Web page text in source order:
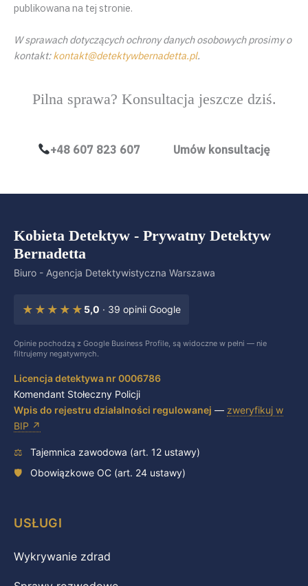
publikowana na tej stronie.
W sprawach dotyczących ochrony danych osobowych prosimy o
kontakt:kontakt@detektywbernadetta.pl.
Pilna sprawa? Konsultacja jeszcze dziś.
+48 607 823 607 Umów konsultację
O BIURZE
Kobieta Detektyw - Prywatny Detektyw
Bernadetta
Biuro - Agencja Detektywistyczna Warszawa
★★★★★ 5,0 · 39 opinii Google
Opinie pochodzą z Google Business Profile, są widoczne w pełni — nie
filtrujemy negatywnych.
Licencja detektywa nr 0006786
Komendant Stołeczny Policji
Wpis do rejestru działalności regulowanej — zweryfikuj w
BIP ↗
⚖
Tajemnica zawodowa (art. 12 ustawy)
🛡
Obowiązkowe OC (art. 24 ustawy)
USŁUGI
Wykrywanie zdrad